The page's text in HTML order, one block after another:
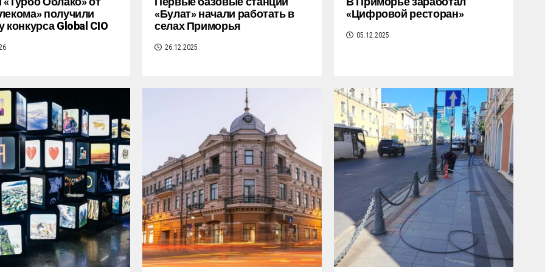
получили
конкурса Global CIO
«Булат» начали работать в
селах Приморья
26.12.2025
«Цифровой ресторан»
05.12.2025